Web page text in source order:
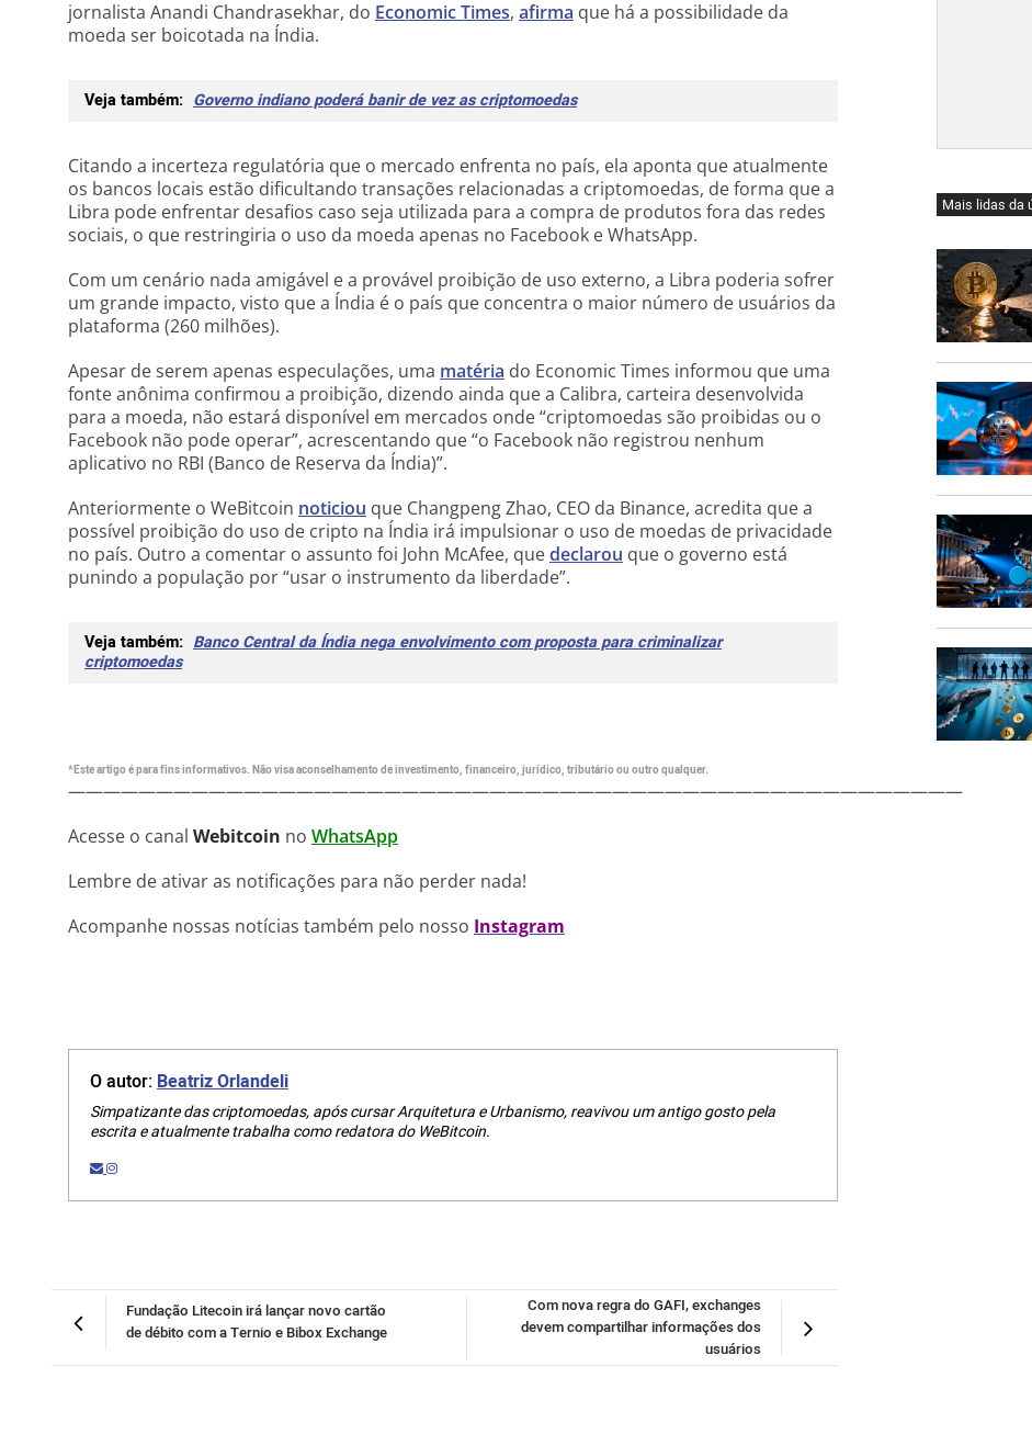
jornalista Anandi Chandrasekhar, do Economic Times, afirma que há a possibilidade da
moeda ser boicotada na Índia.
Veja também: Governo indiano poderá banir de vez as criptomoedas
Citando a incerteza regulatória que o mercado enfrenta no país, ela aponta que atualmente
os bancos locais estão dificultando transações relacionadas a criptomoedas, de forma que a
Libra pode enfrentar desafios caso seja utilizada para a compra de produtos fora das redes
sociais, o que restringiria o uso da moeda apenas no Facebook e WhatsApp.
Com um cenário nada amigável e a provável proibição de uso externo, a Libra poderia sofrer
um grande impacto, visto que a Índia é o país que concentra o maior número de usuários da
plataforma (260 milhões).
Apesar de serem apenas especulações, uma matéria do Economic Times informou que uma
fonte anônima confirmou a proibição, dizendo ainda que a Calibra, carteira desenvolvida
para a moeda, não estará disponível em mercados onde “criptomoedas são proibidas ou o
Facebook não pode operar”, acrescentando que “o Facebook não registrou nenhum
aplicativo no RBI (Banco de Reserva da Índia)”.
Anteriormente o WeBitcoin noticiou que Changpeng Zhao, CEO da Binance, acredita que a
possível proibição do uso de cripto na Índia irá impulsionar o uso de moedas de privacidade
no país. Outro a comentar o assunto foi John McAfee, quedeclarou que o governo está
punindo a população por “usar o instrumento da liberdade”.
Veja também: Banco Central da Índia nega envolvimento com proposta para criminalizar
criptomoedas
*Este artigo é para fins informativos. Não visa aconselhamento de investimento, financeiro, jurídico, tributário ou outro qualquer.
———————————————————————————————————————————————————
Acesse o canal Webitcoin no WhatsApp
Lembre de ativar as notificações para não perder nada!
Acompanhe nossas notícias também pelo nosso Instagram
O autor:Beatriz Orlandeli
Simpatizante das criptomoedas, após cursar Arquitetura e Urbanismo, reavivou um antigo gosto pela
escrita e atualmente trabalha como redatora do WeBitcoin.
Com nova regra do GAFI, exchanges
devem compartilhar informações dos
usuários
Fundação Litecoin irá lançar novo cartão
de débito com a Ternio e Bibox Exchange
Mais lidas da